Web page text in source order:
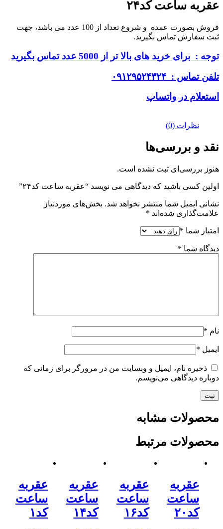
عقربه ساعت کد۲۴
فروش بصورت عمده و شروع تعداد از 100 عدد می باشد، جهت
ثبت سفارش تماس بگیرید.
توجه : برای خرید های بالا تر از 5000 عدد تماس بگیرید
تلفن تماس : ۰۹۱۲۹۵۲۴۳۲۴
استعلام در واتساپ
نظرات (0)
نقد و بررسی‌ها
هنوز بررسی‌ای ثبت نشده است.
اولین کسی باشید که دیدگاهی می نویسد “عقربه ساعت کد۲۴”
نشانی ایمیل شما منتشر نخواهد شد. بخش‌های موردنیاز
علامت‌گذاری شده‌اند *
امتیاز شما *
دیدگاه شما *
نام *
ایمیل *
ذخیره نام، ایمیل و وبسایت من در مرورگر برای زمانی که
دوباره دیدگاهی می‌نویسم.
محصولات مشابه
محصولات مرتبط
عقربه
ساعت
کد۲۰
عقربه
ساعت
کد۱۶
عقربه
ساعت
کد۱۴
عقربه
ساعت
کد۱